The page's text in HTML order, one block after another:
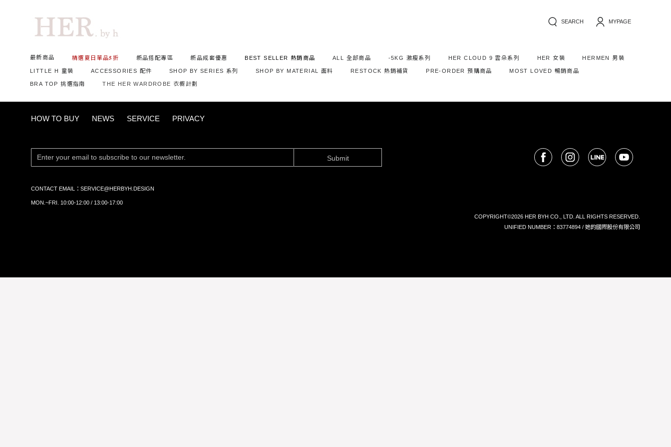
SEARCH MYPAGE
最新商品 精選夏日單品𝟓折 新品搭配專區 新品成套優惠 BEST SELLER 熱銷商品 ALL 全部商品 -5KG 激瘦系列 HER CLOUD 9 雲朵系列 HER 女裝 HERMEN 男裝
LITTLE H 童裝 ACCESSORIES 配件 SHOP BY SERIES 系列 SHOP BY MATERIAL 面料 RESTOCK 熱銷補貨 PRE-ORDER 預購商品 MOST LOVED 暢銷商品
BRA TOP 挑選指南 THE HER WARDROBE 衣櫥計劃
首頁 ALL 全部商品 夏季柔霧雲感桃心領Bra Top
HOW TO BUY NEWS SERVICE PRIVACY
Submit
CONTACT EMAIL： SERVICE@HERBYH.DESIGN
MON.~FRI. 10:00-12:00 / 13:00-17:00
COPYRIGHT©2026 HER BYH CO., LTD. ALL RIGHTS RESERVED.
UNIFIED NUMBER：83774894 / 她的國際股份有限公司